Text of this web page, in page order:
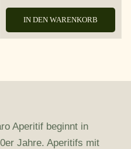
IN DEN WARENKORB
Aperitif beginnt in
Jahre. Aperitifs mit